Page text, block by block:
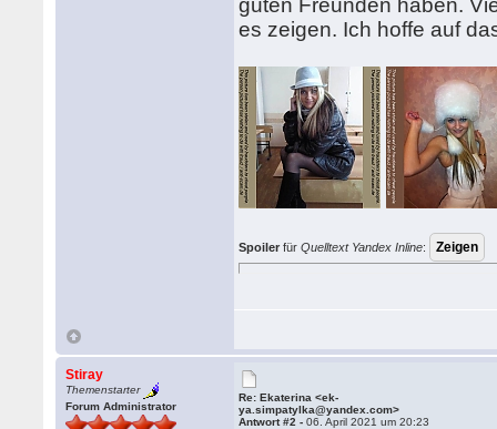
guten Freunden haben.
es zeigen. Ich hoffe auf
Spoiler fürQuelltext Yandex Inline:
Stiray
Themenstarter
Forum Administrator
Re: Ekaterina <ek-
ya.simpatylka@yandex.com>
Antwort #2 -06. April 2021 um 20:23